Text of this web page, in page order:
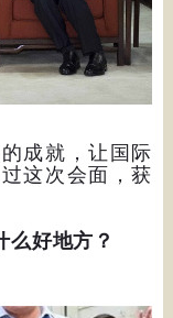
成就，让国际
这次会面，获
么好地方？